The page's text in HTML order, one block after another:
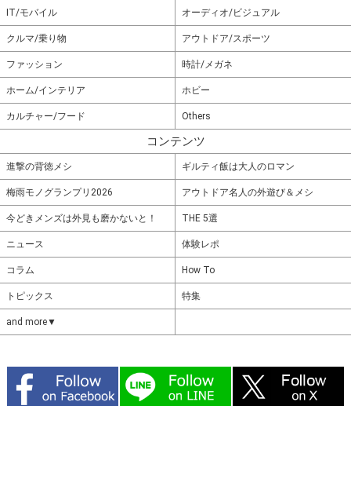
IT/モバイル オーディオ/ビジュアル
クルマ/乗り物 アウトドア/スポーツ
ファッション 時計/メガネ
ホーム/インテリア ホビー
カルチャー/フード Others
コンテンツ
進撃の背徳メシ ギルティ飯は大人のロマン
梅雨モノグランプリ2026 アウトドア名人の外遊び＆メシ
今どきメンズは外見も磨かないと！ THE 5選
ニュース 体験レポ
コラム How To
トピックス 特集
and more▼